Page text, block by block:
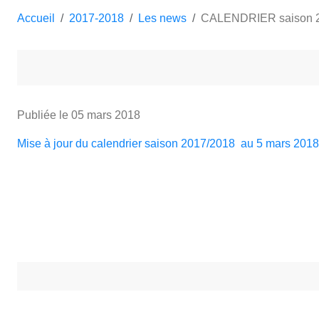
Accueil 2017-2018 Les news CALENDRIER saison
Publiée le 05 mars 2018
Mise à jour du calendrier saison 2017/2018 au 5 mars 2018